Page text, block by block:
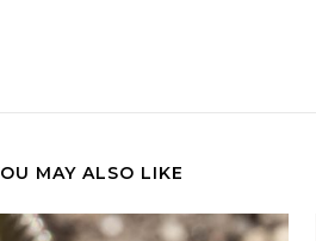
MAY ALSO LIKE